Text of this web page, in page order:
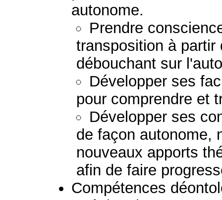
autonome.
Prendre
transposition à
débouchant sur
Développer ses
pour comprendre et
Développer ses
de façon autonome,
nouveaux apports
afin de faire
Compétences